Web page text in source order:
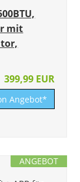
mit
399,99 EUR
Angebot*
ANGEBOT